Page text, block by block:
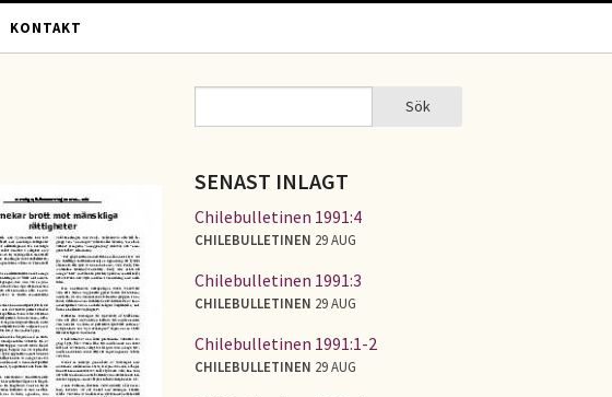
KONTAKT
SÖKFORMULÄR Sök
SENAST INLAGT
Chilebulletinen 1991:4
CHILEBULLETINEN 29 AUG
Chilebulletinen 1991:3
CHILEBULLETINEN 29 AUG
Chilebulletinen 1991:1-2
CHILEBULLETINEN 29 AUG